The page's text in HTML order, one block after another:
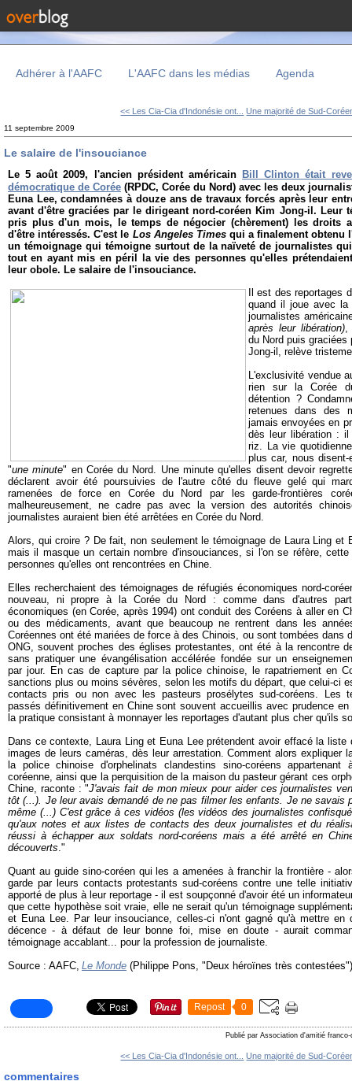
Adhérer à l'AAFC L'AAFC dans les médias Agenda
<< Les Cia-Cia d'Indonésie ont... Une majorité de Sud-
11 septembre 2009
Le salaire de l'insouciance
Le 5 août 2009, l'ancien président américain Bill Clinton était
démocratique de Corée (RPDC, Corée du Nord) avec les deux
Euna Lee, condamnées à douze ans de travaux forcés après leur
avant d'être graciées par le dirigeant nord-coréen Kim Jong-il. Leur
pris plus d'un mois, le temps de négocier (chèrement) les droits
d'être intéressés. C'est le Los Angeles Timesqui a finalement obtenu
un témoignage qui témoigne surtout de la naïveté de journalistes
tout en ayant mis en péril la vie des personnes qu'elles
leur obole. Le salaire de l'insouciance.
Il est des reportages
quand il joue avec la
journalistes
après leur libération),
du Nord puis graciées
Jong-il, relève
L'exclusivité vendue
rien sur la Corée
détention ?
retenues dans des
jamais envoyées en
dès leur libération :
riz. La vie
plus car, nous
"une minute" en Corée du Nord. Une minute qu'elles disent devoir
déclarent avoir été poursuivies de l'autre côté du fleuve gelé qui
ramenées de force en Corée du Nord par les garde-frontières
malheureusement, ne cadre pas avec la version des autorités
journalistes auraient bien été arrêtées en Corée du Nord.
Alors, qui croire ? De fait, non seulement le témoignage de Laura Ling et
mais il masque un certain nombre d'insouciances, si l'on se réfère,
personnes qu'elles ont rencontrées en Chine.
Elles recherchaient des témoignages de réfugiés économiques nord-
nouveau, ni propre à la Corée du Nord : comme dans d'autres
économiques (en Corée, après 1994) ont conduit des Coréens à aller en
ou des médicaments, avant que beaucoup ne rentrent dans les
Coréennes ont été mariées de force à des Chinois, ou sont tombées dans
ONG, souvent proches des églises protestantes, ont été à la rencontre
sans pratiquer une évangélisation accélérée fondée sur un
par jour. En cas de capture par la police chinoise, le rapatriement en
sanctions plus ou moins sévères, selon les motifs du départ, que celui-ci
contacts pris ou non avec les pasteurs prosélytes sud-coréens. Les
passés définitivement en Chine sont souvent accueillis avec prudence
la pratique consistant à monnayer les reportages d'autant plus cher qu'ils
Dans ce contexte, Laura Ling et Euna Lee prétendent avoir effacé la
images de leurs caméras, dès leur arrestation. Comment alors expliquer
la police chinoise d'orphelinats clandestins sino-coréens
coréenne, ainsi que la perquisition de la maison du pasteur gérant ces
Chine, raconte : "J'avais fait de mon mieux pour aider ces journalistes
tôt (...). Je leur avais demandé de ne pas filmer les enfants. Je ne savais
même (...) C'est grâce à ces vidéos (les vidéos des journalistes
qu'aux notes et aux listes de contacts des deux journalistes et du
réussi à échapper aux soldats nord-coréens mais a été arrêté en
découverts."
Quant au guide sino-coréen qui les a amenées à franchir la frontière -
garde par leurs contacts protestants sud-coréens contre une telle
apporté de plus à leur reportage - il est soupçonné d'avoir été un
que cette hypothèse soit vraie, elle ne serait qu'un témoignage
et Euna Lee. Par leur insouciance, celles-ci n'ont gagné qu'à mettre en
décence - à défaut de leur bonne foi, mise en doute - aurait
témoignage accablant... pour la profession de journaliste.
Source : AAFC, Le Monde (Philippe Pons, "Deux héroïnes très contestées")
Repost 0
Publié par Association d'amitié franco-
<< Les Cia-Cia d'Indonésie ont... Une majorité de Sud-
commentaires